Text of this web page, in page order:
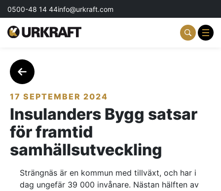
0500-48 14 44info@urkraft.com
Partnering & Samverkan
Event & Aktiviteter
Profil & Kommunikation
Kontakta oss
17 SEPTEMBER 2024
Insulanders Bygg satsar
för framtid
samhällsutveckling
Strängnäs är en kommun med tillväxt, och har i
dag ungefär 39 000 invånare. Nästan hälften av